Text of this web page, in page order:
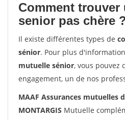
Comment trouver
senior pas chère
Il existe différentes types de
sénior. Pour plus
mutuelle sénior, vous pouvez
engagement, un de nos
MAAF Assurances mutuelles
MONTARGIS Mutuelle